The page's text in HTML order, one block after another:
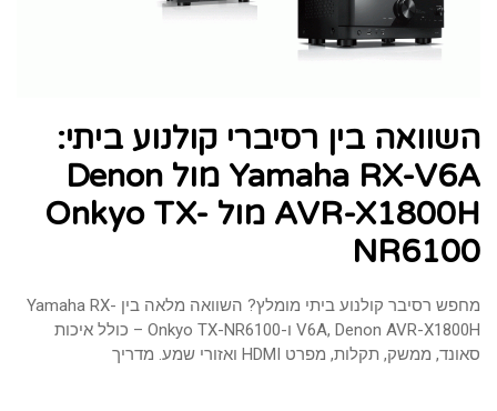
השוואה בין רסיברי קולנוע ביתי:
Yamaha RX-V6A מול Denon
AVR-X1800H מול Onkyo TX-
NR6100
מחפש רסיבר קולנוע ביתי מומלץ? השוואה מלאה בין Yamaha RX-
V6A, Denon AVR-X1800H ו-Onkyo TX-NR6100 – כולל איכות
סאונד, ממשק, תקלות, מפרט HDMI ואזורי שמע. מדריך